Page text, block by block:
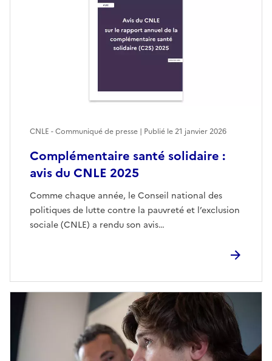
Complémentaire santé solidaire :
avis du CNLE 2025
Comme chaque année, le Conseil national des
politiques de lutte contre la pauvreté et l’exclusion
sociale (CNLE) a rendu son avis…
CNLE - Communiqué de presse | Publié le21 janvier 2026